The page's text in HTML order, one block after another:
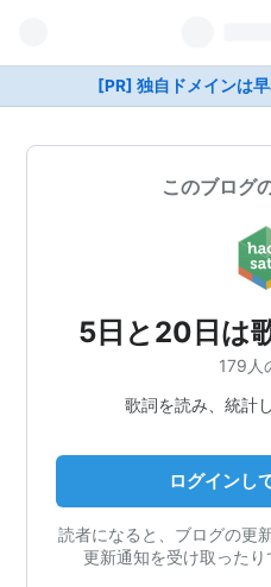
[PR] 独自ドメインは
このブログ
5日と20日は
179人
歌詞を読み、統計
ログインし
読者になると、ブログの更
更新通知を受け取ったり